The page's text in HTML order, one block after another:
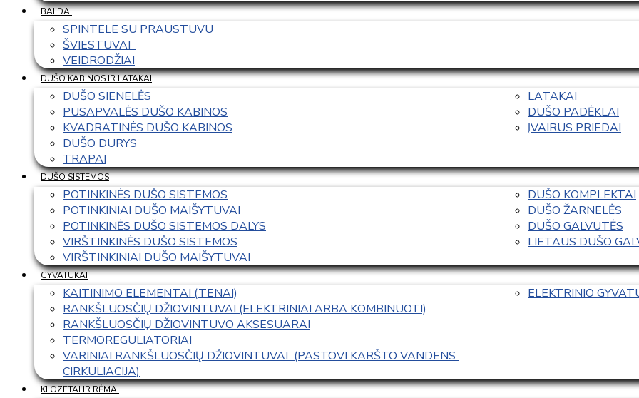
BALDAI
SPINTELE SU PRAUSTUVU
ŠVIESTUVAI
VEIDRODŽIAI
DUŠO KABINOS IR LATAKAI
DUŠO SIENELĖS
PUSAPVALĖS DUŠO KABINOS
KVADRATINĖS DUŠO KABINOS
DUŠO DURYS
TRAPAI
LATAKAI
DUŠO PADĖKLAI
ĮVAIRUS PRIEDAI
DUŠO SISTEMOS
POTINKINĖS DUŠO SISTEMOS
POTINKINIAI DUŠO MAIŠYTUVAI
POTINKINĖS DUŠO SISTEMOS DALYS
VIRŠTINKINĖS DUŠO SISTEMOS
VIRŠTINKINIAI DUŠO MAIŠYTUVAI
DUŠO KOMPLEKTAI
DUŠO ŽARNELĖS
DUŠO GALVUTĖS
LIETAUS DUŠO
GYVATUKAI
KAITINIMO ELEMENTAI (TENAI)
RANKŠLUOSČIŲ DŽIOVINTUVAI (ELEKTRINIAI ARBA KOMBINUOTI)
RANKŠLUOSČIŲ DŽIOVINTUVO AKSESUARAI
TERMOREGULIATORIAI
VARINIAI RANKŠLUOSČIŲ DŽIOVINTUVAI  (PASTOVI KARŠTO VANDENS
CIRKULIACIJA)
ELEKTRINIO
KLOZETAI IR RĖMAI